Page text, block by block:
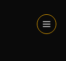
Otevřít
menu